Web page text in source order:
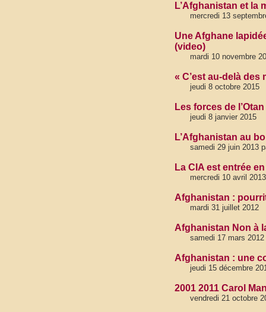
L’Afghanistan et la
mercredi 13
Une Afghane
(video)
mardi 10 novembre
« C’est au-delà
jeudi 8 octobre 2015
Les forces de
jeudi 8 janvier 2015
L’Afghanistan au
samedi 29 juin 2013
La CIA est entrée
mercredi 10 avril 2013
Afghanistan :
mardi 31 juillet 2012
Afghanistan Non à
samedi 17 mars 2012
Afghanistan : une
jeudi 15 décembre
2001 2011 Carol
vendredi 21 octobre